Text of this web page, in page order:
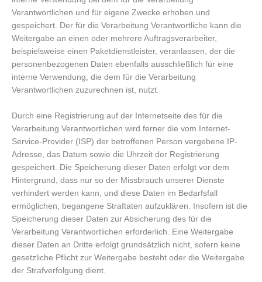
Verantwortlichen und für eigene Zwecke erhoben und
gespeichert. Der für die Verarbeitung Verantwortliche kann die
Weitergabe an einen oder mehrere Auftragsverarbeiter,
beispielsweise einen Paketdienstleister, veranlassen, der die
personenbezogenen Daten ebenfalls ausschließlich für eine
interne Verwendung, die dem für die Verarbeitung
Verantwortlichen zuzurechnen ist, nutzt.
Durch eine Registrierung auf der Internetseite des für die
Verarbeitung Verantwortlichen wird ferner die vom Internet-
Service-Provider (ISP) der betroffenen Person vergebene IP-
Adresse, das Datum sowie die Uhrzeit der Registrierung
gespeichert. Die Speicherung dieser Daten erfolgt vor dem
Hintergrund, dass nur so der Missbrauch unserer Dienste
verhindert werden kann, und diese Daten im Bedarfsfall
ermöglichen, begangene Straftaten aufzuklären. Insofern ist die
Speicherung dieser Daten zur Absicherung des für die
Verarbeitung Verantwortlichen erforderlich. Eine Weitergabe
dieser Daten an Dritte erfolgt grundsätzlich nicht, sofern keine
gesetzliche Pflicht zur Weitergabe besteht oder die Weitergabe
der Strafverfolgung dient.